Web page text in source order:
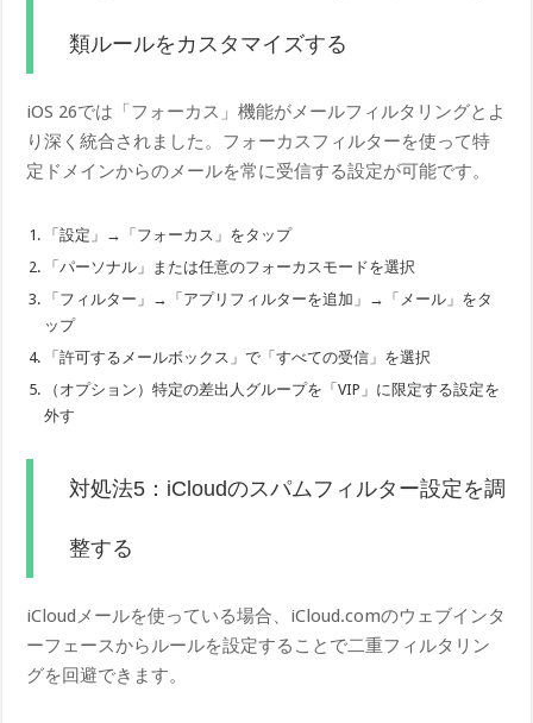
類ルールをカスタマイズする
iOS 26では「フォーカス」機能がメールフィルタリングとよ
り深く統合されました。フォーカスフィルターを使って特
定ドメインからのメールを常に受信する設定が可能です。
「設定」→「フォーカス」をタップ
「パーソナル」または任意のフォーカスモードを選択
「フィルター」→「アプリフィルターを追加」→「メール」をタ
ップ
「許可するメールボックス」で「すべての受信」を選択
（オプション）特定の差出人グループを「VIP」に限定する設定を
外す
対処法5：iCloudのスパムフィルター設定を調
整する
iCloudメールを使っている場合、iCloud.comのウェブインタ
ーフェースからルールを設定することで二重フィルタリン
グを回避できます。